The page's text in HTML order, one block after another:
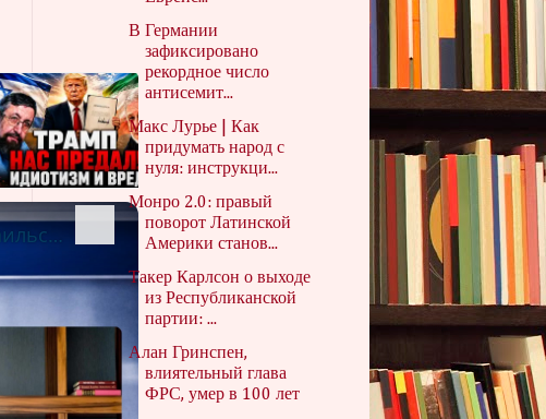
x
Борис Абрамович: Трамп предал Израиль? «Горе от ума» по-израильски
В Германии
зафиксировано
рекордное число
антисемит...
Макс Лурье | Как
придумать народ с
нуля: инструкци...
Монро 2.0: правый
поворот Латинской
Америки станов...
Такер Карлсон о выходе
из Республиканской
партии: ...
Алан Гринспен,
влиятельный глава
ФРС, умер в 100 лет